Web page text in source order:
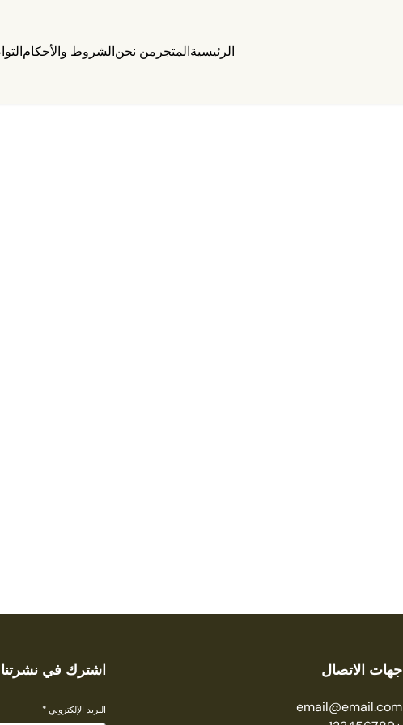
الرئيسيةالمتجر من نحنالشروط والأحكام
جهات الاتصال
email@email.com
اشترك في نشرتنا
البريد الإلكتروني*